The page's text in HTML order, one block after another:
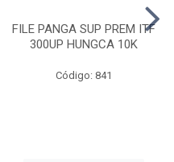
FILE PANGA SUP PREM ITF
300UP HUNGCA 10K
Código: 841